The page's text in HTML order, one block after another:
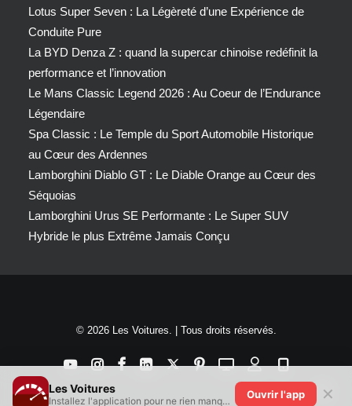
Lotus Super Seven : La Légèreté d’une Expérience de
Conduite Pure
La BYD Denza Z : quand la supercar chinoise redéfinit la
performance et l’innovation
Le Mans Classic Legend 2026 : Au Coeur de l’Endurance
Légendaire
Spa Classic : Le Temple du Sport Automobile Historique
au Cœur des Ardennes
Lamborghini Diablo GT : Le Diable Orange au Cœur des
Séquoias
Lamborghini Urus SE Performante : Le Super SUV
Hybride le plus Extrême Jamais Conçu
© 2026 Les Voitures. | Tous droits réservés.
Les Voitures
Installez l'application pour ne rien manquer !
Ouvrir l'app ✕